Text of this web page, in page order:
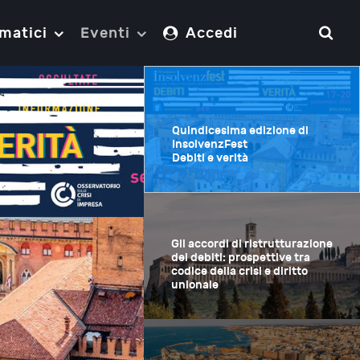
Eventi Accedi
Quindicesima edizione di
InsolvenzFest
Debiti e verità
ristrutturazione dei debiti:
prospettive tra codice della
crisi e diritto unionale